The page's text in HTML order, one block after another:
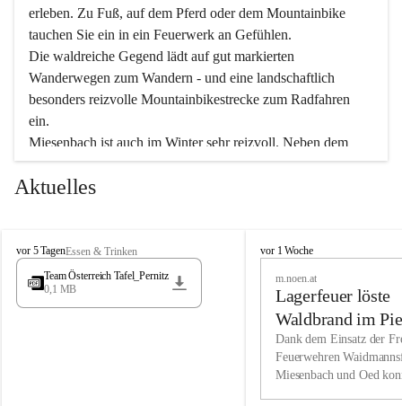
erleben. Zu Fuß, auf dem Pferd oder dem Mountainbike
tauchen Sie ein in ein Feuerwerk an Gefühlen.
Die waldreiche Gegend lädt auf gut markierten
Wanderwegen zum Wandern - und eine landschaftlich
besonders reizvolle Mountainbikestrecke zum Radfahren
ein.
Miesenbach ist auch im Winter sehr reizvoll. Neben dem
Eisstockschießen gibt es auf dem nahe gelegenen Unterberg
wunderschöne Naturschneepisten, die zum Schifahren oder
vielfältige Angebot unserer Kulturvereine.
Überzeugen Sie sich selbst, dass Sie in Miesenbach sowie
in den Beherbergungsbetrieben, Gaststätten und urigen
Wir kennen Miesenbach als lebens- und liebenswerten Ort.
Tradition und Innovation werden ebenso groß geschrieben
Aktuelles
M
i
s
vor 5 TagenEssen & Trinken
Team Österreich Tafel_Pernitz
0,1 MB
M
h
vor 1 Woche
m.noen.at
Lagerfeuer löste
Waldbrand im
aus
Dank dem Einsatz der
Feuerwehren
Miesenbach und Oed